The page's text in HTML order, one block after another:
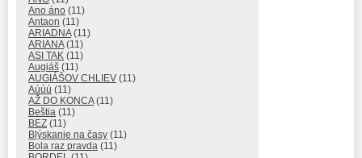
Ano áno (11)
Antaon (11)
ARIADNA(11)
ARIANA(11)
ASI TAK (11)
Augiáš (11)
AUGIÁŠOV CHLIEV (11)
Aúúú (11)
AŽ DO KONCA(11)
Beštia (11)
BEZ (11)
Blýskanie na časy (11)
Bola raz pravda (11)